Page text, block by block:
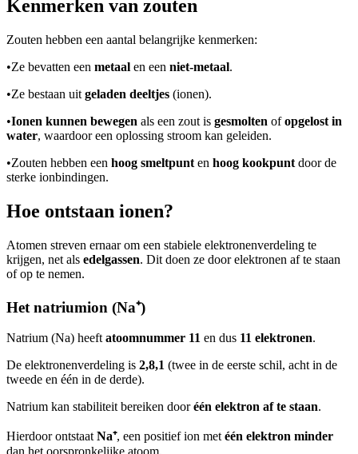
Kenmerken van zouten
Zouten hebben een aantal belangrijke kenmerken:
•Ze bevatten een metaal en een niet-metaal.
•Ze bestaan uit geladen deeltjes (ionen).
•Ionen kunnen bewegen als een zout is gesmolten ofopgelost in
water, waardoor een oplossing stroom kan geleiden.
•Zouten hebben een hoog smeltpunt en hoog kookpunt door de
sterke ionbindingen.
Hoe ontstaan ionen?
Atomen streven ernaar om een stabiele elektronenverdeling te
krijgen, net als edelgassen. Dit doen ze door elektronen af te staan
of op te nemen.
Het natriumion (Na⁺)
Natrium (Na) heeftatoomnummer 11 en dus 11 elektronen.
De elektronenverdeling is 2,8,1 (twee in de eerste schil, acht in de
tweede en één in de derde).
Natrium kan stabiliteit bereiken dooréén elektron af te staan.
Hierdoor ontstaatNa⁺, een positief ion metéén elektron minder